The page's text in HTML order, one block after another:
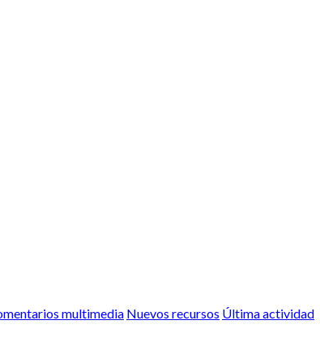
multimedia Nuevos recursos Última actividad